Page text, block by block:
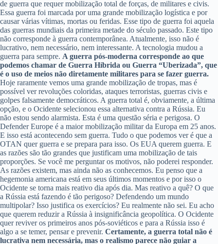
de guerra que requer mobilização total de forças, de militares e civis.
Essa guerra foi marcada por uma grande mobilização logística e por
causar várias vítimas, mortas ou feridas. Esse tipo de guerra foi aquela
das guerras mundiais da primeira metade do século passado. Este tipo
não corresponde à guerra contemporânea. Atualmente, isso não é
lucrativo, nem necessário, nem interessante. A tecnologia mudou a
guerra para sempre. A guerra pós-moderna corresponde ao que
podemos chamar de Guerra Híbrida ou Guerra “Uberizada”, que
é o uso de meios não diretamente militares para se fazer guerra.
Hoje raramente vemos uma grande mobilização de tropas, mas é
possível ver revoluções coloridas, ataques terroristas, guerras civis e
golpes falsamente democráticos. A guerra total é, obviamente, a última
opção, e o Ocidente selecionou essa alternativa contra a Rússia. Eu
não estou sendo alarmista. Esta é uma questão séria e perigosa. O
Defender Europe é a maior mobilização militar da Europa em 25 anos.
E isso está acontecendo sem guerra. Tudo o que podemos ver é que a
OTAN quer guerra e se prepara para isso. Os EUA querem guerra. E
as razões são tão grandes que justificam uma mobilização de tais
proporções. Se você me perguntar os motivos, não poderei responder.
As razões existem, mas ainda não as conhecemos. Eu penso que a
hegemonia americana está em seus últimos momentos e por isso o
Ocidente se torna mais reativo dia após dia. Mas reativo a quê? O que
a Rússia está fazendo é tão perigoso? Defendendo um mundo
multipolar? Isso justifica os exercícios? Eu realmente não sei. Eu acho
que querem reduzir a Rússia à insignificância geopolítica. O Ocidente
quer reviver os primeiros anos pós-soviéticos e para a Rússia isso é
algo a se temer, pensar e prevenir. Certamente, a guerra total não é
lucrativa nem necessária, mas o realismo parece não guiar a